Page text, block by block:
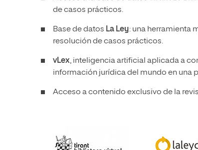
de casos prácticos.
Base de datos La Ley: una herramienta
resolución de casos prácticos.
vLex, inteligencia artificial aplicada a
información jurídica del mundo en una
Acceso a contenido exclusivo de la